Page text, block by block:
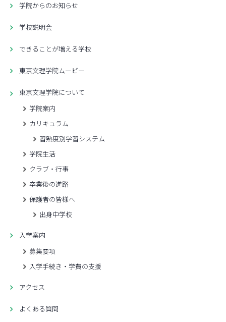
学院からのお知らせ
学校説明会
できることが増える学校
東京文理学院ムービー
東京文理学院について
学院案内
カリキュラム
習熟度別学習システム
学院生活
クラブ・行事
卒業後の進路
保護者の皆様へ
出身中学校
入学案内
募集要項
入学手続き・学費の支援
アクセス
よくある質問